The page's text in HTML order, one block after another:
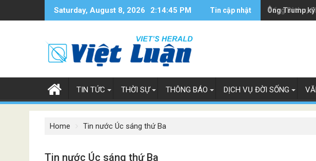
Saturday, August 8, 2026 2:14:46 PM Tin cập nhật Ông Trump
Tổng Bí thư,
TIN TỨC THỜI SỰ THÔNG BÁO DỊCH VỤ ĐỜI SỐNG
Home Tin nước Úc sáng thứ Ba
Tin nước Úc sáng thứ Ba